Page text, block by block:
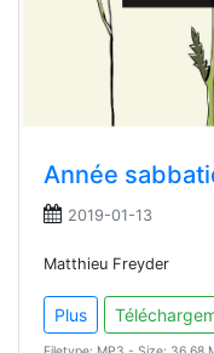
Année
2019-01-13
Matthieu Freyder
Plus